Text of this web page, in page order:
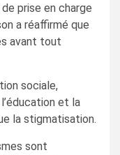
prise en charge
a réaffirmé que
avant tout
sociale,
et la
la stigmatisation.
sont